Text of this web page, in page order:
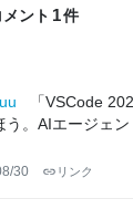
ント 1件
「VSCode
う。AIエージェ
30 リンク